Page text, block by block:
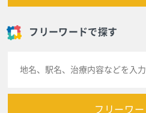
フリーワードで探す
フリーワ